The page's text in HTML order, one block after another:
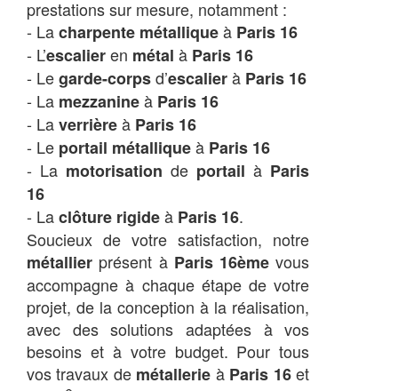
prestations sur mesure, notamment :
- Lacharpente métalliqueà Paris 16
- L’escalieren métal à Paris 16
- Legarde-corpsd’escalierà Paris 16
- La mezzanineà Paris 16
- Laverrièreà Paris 16
- Le portail métalliqueà Paris 16
- La motorisation de portail à Paris
16
- Laclôture rigideà Paris 16.
Soucieux de votre satisfaction, notre
métallier présent à Paris 16ème vous
accompagne à chaque étape de votre
projet, de la conception à la réalisation,
avec des solutions adaptées à vos
besoins et à votre budget. Pour tous
vos travaux de métallerie à Paris 16et